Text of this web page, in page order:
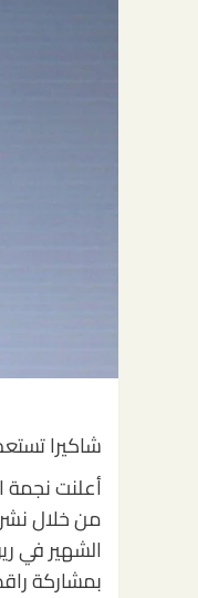
شاكيرا
الشهير في
بمشاركة